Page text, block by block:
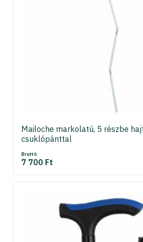
Mailoche markolatú, 5 részbe
csuklópánttal
Bruttó
7 700 Ft